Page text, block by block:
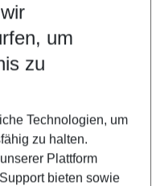
um
zu
Technologien, um
zu halten.
Plattform
bieten sowie